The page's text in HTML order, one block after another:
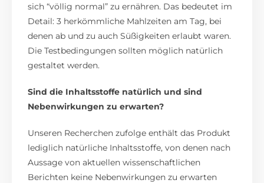
sich “völlig normal” zu ernähren. Das bedeutet im
Detail: 3 herkömmliche Mahlzeiten am Tag, bei
denen ab und zu auch Süßigkeiten erlaubt waren.
Die Testbedingungen sollten möglich natürlich
gestaltet werden.
Sind die Inhaltsstoffe natürlich und sind
Nebenwirkungen zu erwarten?
Unseren Recherchen zufolge enthält das Produkt
lediglich natürliche Inhaltsstoffe, von denen nach
Aussage von aktuellen wissenschaftlichen
Berichten keine Nebenwirkungen zu erwarten